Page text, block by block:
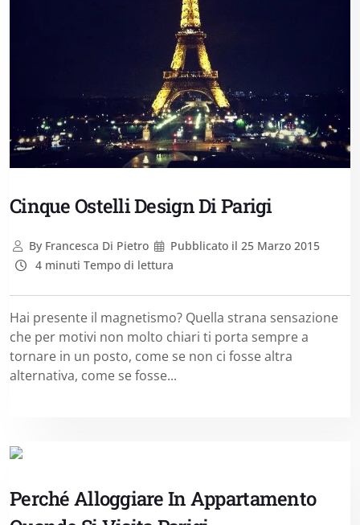
Cinque Ostelli Design Di Parigi
ByFrancesca Di Pietro Pubblicato il 25 Marzo 2015
4 minuti Tempo di lettura
Hai presente il magnetismo? Quella strana sensazione
che per motivi non molto chiari ti porta sempre a
tornare in un posto, come se non ci fosse altra
alternativa, come se fosse...
Perché Alloggiare In Appartamento